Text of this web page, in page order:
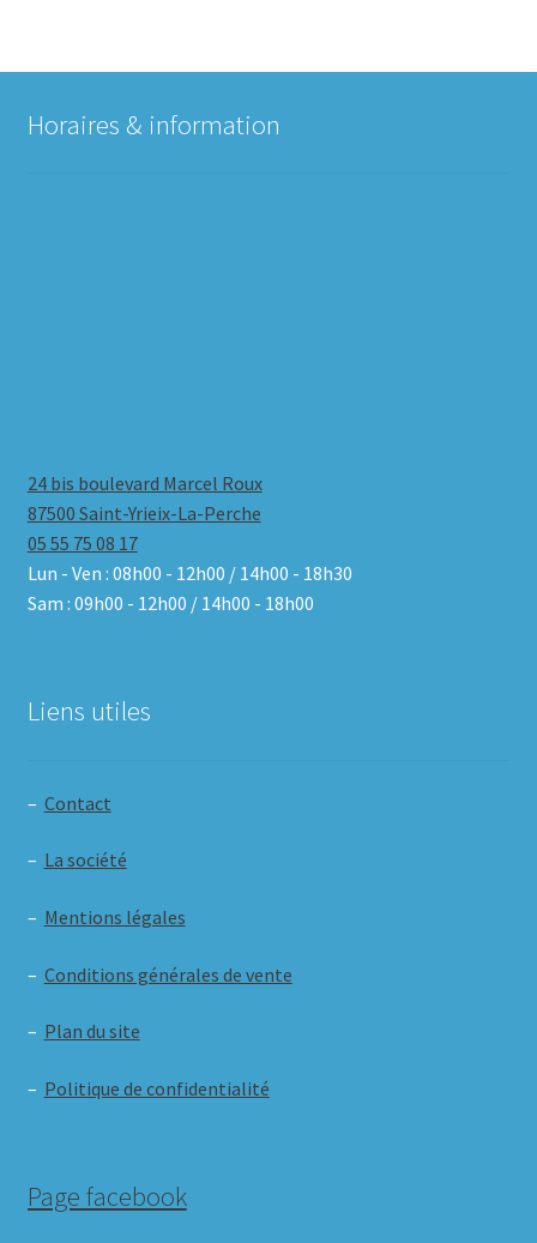
Horaires & information
24 bis boulevard Marcel Roux
87500 Saint-Yrieix-La-Perche
05 55 75 08 17
Lun - Ven : 08h00 - 12h00 / 14h00 - 18h30
Sam : 09h00 - 12h00 / 14h00 - 18h00
Liens utiles
– Contact
– La société
– Mentions légales
– Conditions générales de vente
– Plan du site
– Politique de confidentialité
Page facebook